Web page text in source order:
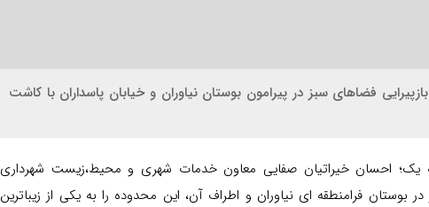
فضاهای سبز در پیرامون بوستان نیاوران و خیابان پاسداران با کاشت
یک؛ احسان خیراتیان صفایی معاون خدمات شهری و محیط،زیست شهرداری
بوستان فرامنطقه ای نیاوران و اطراف آن، این محدوده را به یکی از زیباترین